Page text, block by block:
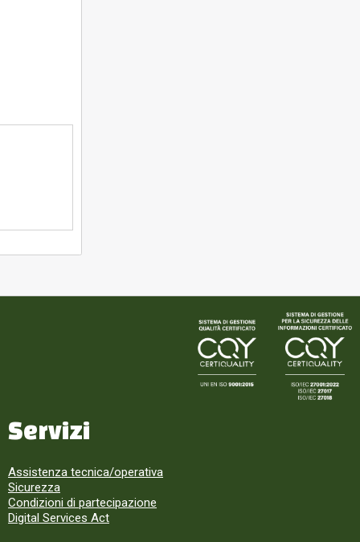
Servizi
Assistenza tecnica/operativa
Sicurezza
Condizioni di partecipazione
Digital Services Act